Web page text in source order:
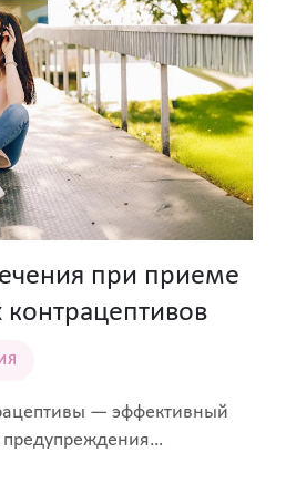
понять, что начались
что при первых позывах
вещи в роддом, но
и вызывает
при приеме
— эффективный